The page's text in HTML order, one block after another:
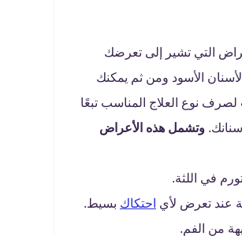
التي تشير إلى تعرضك
الأسود ومن ثم يمكنك
لصرف نوع العلاج المناسب تبعًا
وتشمل هذه الأعراض
في اللثة.
عند تعرض لأي احتكاك بسيط.
من الفم.